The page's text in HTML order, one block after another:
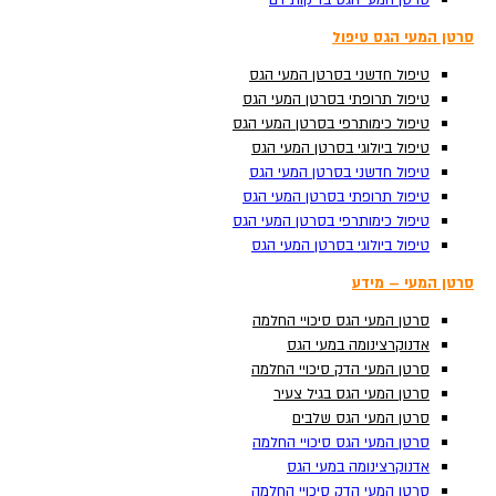
סרטן המעי הגס טיפול
טיפול חדשני בסרטן המעי הגס
טיפול תרופתי בסרטן המעי הגס
טיפול כימותרפי בסרטן המעי הגס
טיפול ביולוגי בסרטן המעי הגס
טיפול חדשני בסרטן המעי הגס
טיפול תרופתי בסרטן המעי הגס
טיפול כימותרפי בסרטן המעי הגס
טיפול ביולוגי בסרטן המעי הגס
סרטן המעי – מידע
סרטן המעי הגס סיכויי החלמה
אדנוקרצינומה במעי הגס
סרטן המעי הדק סיכויי החלמה
סרטן המעי הגס בגיל צעיר
סרטן המעי הגס שלבים
סרטן המעי הגס סיכויי החלמה
אדנוקרצינומה במעי הגס
סרטן המעי הדק סיכויי החלמה
Search ...
סרטן המעי הגס טיפול
טיפול חדשני בסרטן המעי הגס
טיפול תרופתי בסרטן המעי הגס
טיפול כימותרפי בסרטן המעי הגס
טיפול ביולוגי בסרטן המעי הגס
טיפול חדשני בסרטן המעי הגס
טיפול תרופתי בסרטן המעי הגס
טיפול כימותרפי בסרטן המעי הגס
טיפול ביולוגי בסרטן המעי הגס
סרטן המעי – מידע
סרטן המעי הגס סיכויי החלמה
אדנוקרצינומה במעי הגס
סרטן המעי הדק סיכויי החלמה
סרטן המעי הגס בגיל צעיר
סרטן המעי הגס שלבים
סרטן המעי הגס סיכויי החלמה
אדנוקרצינומה במעי הגס
סרטן המעי הדק סיכויי החלמה